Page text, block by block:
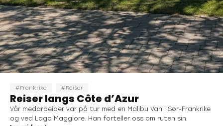
Frankrike Reiser
Reiser langs Côte d’Azur
Vår medarbeider var på tur med en Malibu Van i Sør-Frankrike
og ved Lago Maggiore. Han forteller oss om ruten sin.